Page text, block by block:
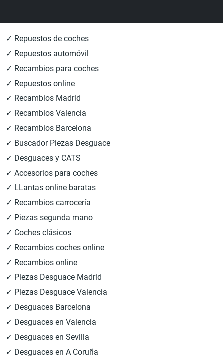
✓ Repuestos de coches
✓ Repuestos automóvil
✓ Recambios para coches
✓ Repuestos online
✓ Recambios Madrid
✓ Recambios Valencia
✓ Recambios Barcelona
✓ Buscador Piezas Desguace
✓ Desguaces y CATS
✓ Accesorios para coches
✓ LLantas online baratas
✓ Recambios carrocería
✓ Piezas segunda mano
✓ Coches clásicos
✓ Recambios coches online
✓ Recambios online
✓ Piezas Desguace Madrid
✓ Piezas Desguace Valencia
✓ Desguaces Barcelona
✓ Desguaces en Valencia
✓ Desguaces en Sevilla
✓ Desguaces en A Coruña